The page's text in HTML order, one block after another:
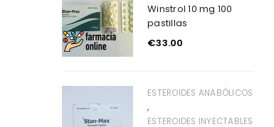
Winstrol 10 mg 100
pastillas
€33.00
ESTEROIDES ANABÓLICOS
,
ESTEROIDES INYECTABLES